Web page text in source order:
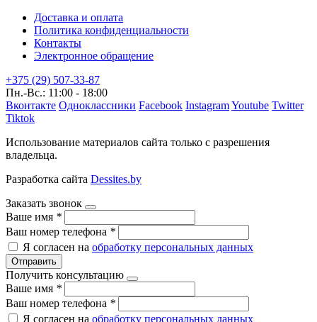
Доставка и оплата
Политика конфиденциальности
Контакты
Электронное обращение
+375 (29) 507-33-87
Пн.-Вс.: 11:00 - 18:00
Вконтакте Одноклассники Facebook InstagramYoutube Twitter
Tiktok
Использование материалов сайта только с разрешения
владельца.
Разработка сайта Dessites.by
Заказать звонок
Ваше имя *
Ваш номер телефона *
Я согласен на обработку персональных данных
Отправить
Получить консультацию
Ваше имя *
Ваш номер телефона *
Я согласен на обработку персональных данных